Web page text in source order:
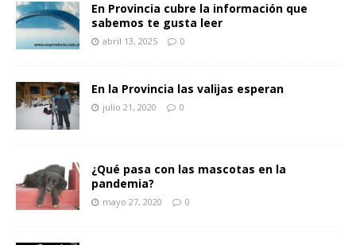
En Provincia cubre la información que
sabemos te gusta leer
abril 13, 2025 0
En la Provincia las valijas esperan
julio 21, 2020 0
¿Qué pasa con las mascotas en la
pandemia?
mayo 27, 2020 0